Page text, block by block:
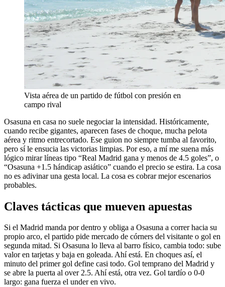
Vista aérea de un partido de fútbol con presión en
campo rival
Osasuna en casa no suele negociar la intensidad. Históricamente,
cuando recibe gigantes, aparecen fases de choque, mucha pelota
aérea y ritmo entrecortado. Ese guion no siempre tumba al favorito,
pero sí le ensucia las victorias limpias. Por eso, a mí me suena más
lógico mirar líneas tipo “Real Madrid gana y menos de 4.5 goles”, o
“Osasuna +1.5 hándicap asiático” cuando el precio se estira. La cosa
no es adivinar una gesta local. La cosa es cobrar mejor escenarios
probables.
Claves tácticas que mueven apuestas
Si el Madrid manda por dentro y obliga a Osasuna a correr hacia su
propio arco, el partido pide mercado de córners del visitante o gol en
segunda mitad. Si Osasuna lo lleva al barro físico, cambia todo: sube
valor en tarjetas y baja en goleada. Ahí está. En choques así, el
minuto del primer gol define casi todo. Gol temprano del Madrid y
se abre la puerta al over 2.5. Ahí está, otra vez. Gol tardío o 0-0
largo: gana fuerza el under en vivo.